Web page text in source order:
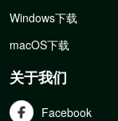
Windows下载
macOS下载
关于我们
Facebook